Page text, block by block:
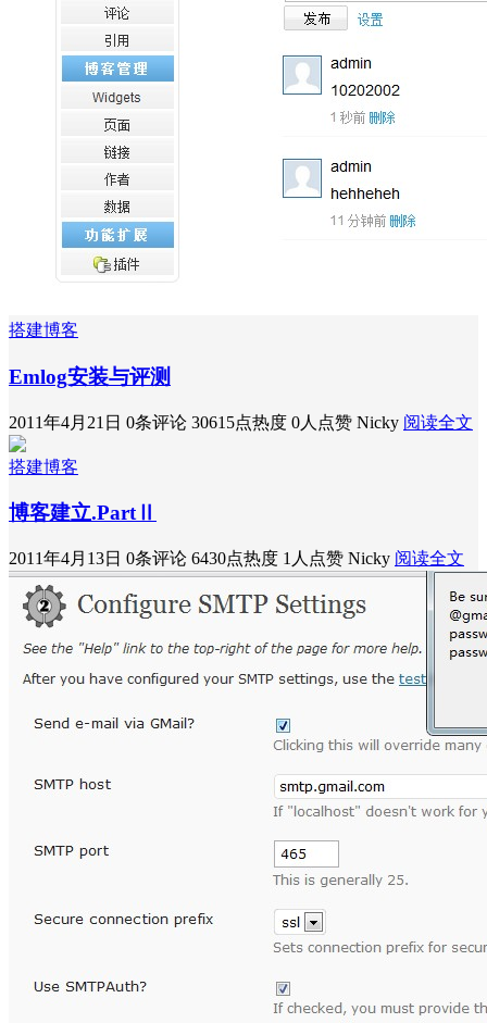
搭建博客
Emlog安装与评测
2011年4月21日 0条评论 30615点热度 0人点赞 Nicky 阅读全文
搭建博客
博客建立.PartⅡ
2011年4月13日 0条评论 6430点热度 1人点赞 Nicky 阅读全文